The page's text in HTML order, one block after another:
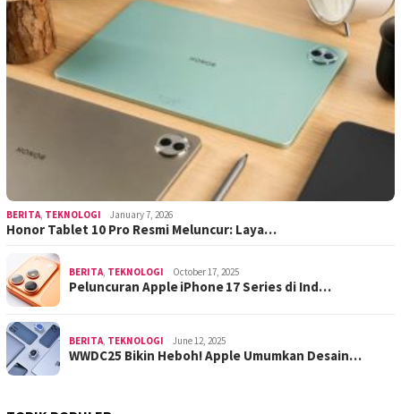
BERITA, TEKNOLOGI January 7, 2026
Honor Tablet 10 Pro Resmi Meluncur: Laya…
BERITA, TEKNOLOGI October 17, 2025
Peluncuran Apple iPhone 17 Series di Ind…
BERITA, TEKNOLOGI June 12, 2025
WWDC25 Bikin Heboh! Apple Umumkan Desain…